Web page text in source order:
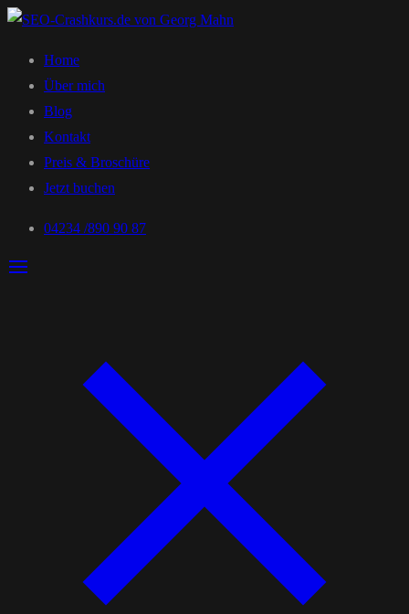
Home
Über mich
Blog
Kontakt
Preis & Broschüre
Jetzt buchen
04234 /890 90 87